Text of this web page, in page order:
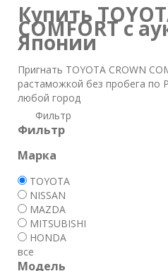
Купить
COMFORT с
Японии
Пригнать TOYOTA CROWN
растаможкой без пробега по
любой город
Фильтр
Фильтр
Марка
TOYOTA
NISSAN
MAZDA
MITSUBISHI
HONDA
все
Модель